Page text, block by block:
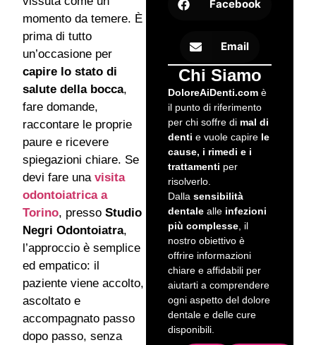
momento da temere. È
prima di tutto
un’occasione per
capire lo stato di
salute della bocca,
fare domande,
raccontare le proprie
paure e ricevere
spiegazioni chiare. Se
devi fare unavisita
odontoiatrica a
Torino, presso Studio
Negri Odontoiatra,
l’approccio è semplice
ed empatico: il
paziente viene accolto,
ascoltato e
accompagnato passo
dopo passo, senza
Facebook
Email
Chi Siamo
DoloreAiDenti.com è
il punto di riferimento
per chi soffre di mal di
denti e vuole capire le
cause, i rimedi e i
trattamenti per
risolverlo.
Dallasensibilità
dentale alle infezioni
più complesse , il
nostro obiettivo è
offrire informazioni
chiare e affidabili per
aiutarti a comprendere
ogni aspetto del dolore
dentale e delle cure
disponibili.